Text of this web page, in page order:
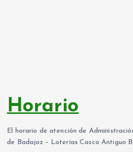
Horario
El horario de atención de
de Badajoz – Loterías Casco Antiguo